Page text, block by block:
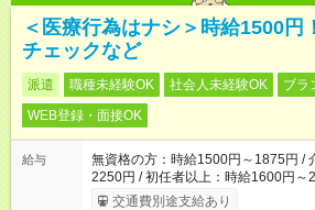
＜医療行為はナシ＞時給1500円
チェックなど
派遣 職種未経験OK 社会人未経験OK
ブラ
WEB登録・面接OK
給与
無資格の方：時給1500円～1875円 /
2250円 / 初任者以上：時給1600円～
交通費別途支給あり